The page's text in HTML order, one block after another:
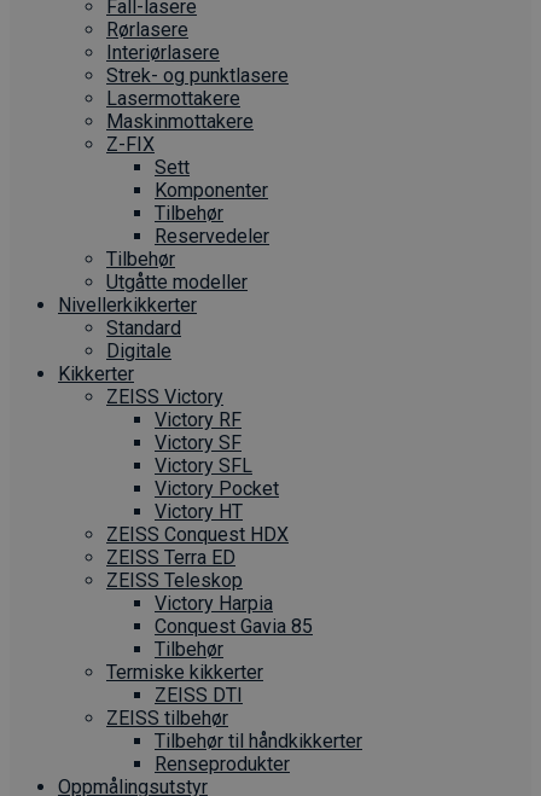
Fall-lasere
Rørlasere
Interiør­lasere
Strek- og punktlasere
Laser­mottakere
Maskin­mottakere
Z-FIX
Sett
Komponenter
Tilbehør
Reservedeler
Tilbehør
Utgåtte modeller
Nivellerkikkerter
Standard
Digitale
Kikkerter
ZEISS Victory
Victory RF
Victory SF
Victory SFL
Victory Pocket
Victory HT
ZEISS Conquest HDX
ZEISS Terra ED
ZEISS Teleskop
Victory Harpia
Conquest Gavia 85
Tilbehør
Termiske kikkerter
ZEISS DTI
ZEISS tilbehør
Tilbehør til håndkikkerter
Renseprodukter
Oppmålings­utstyr